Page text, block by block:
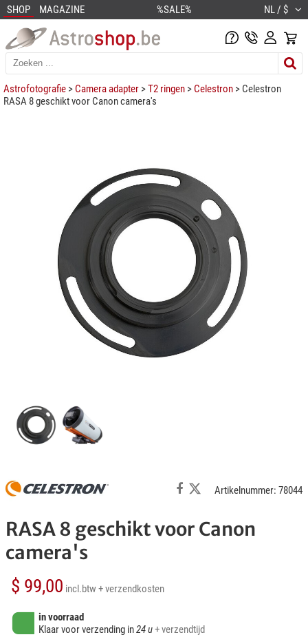
SHOP MAGAZINE %SALE% NL / $
Astrofotografie >Camera adapter >T2 ringen >Celestron > Celestron
RASA 8 geschikt voor Canon camera's
Artikelnummer: 78044
RASA 8 geschikt voor Canon
camera's
$ 99,00 incl.btw+ verzendkosten
in voorraad
Klaar voor verzending in24 u+ verzendtijd